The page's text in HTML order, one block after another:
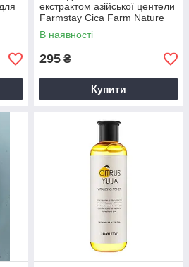
екстрактом азійської центели
Farmstay Cica Farm Nature
Solution Cleansing Foam 180
мл
В наявності
295 ₴
Купити